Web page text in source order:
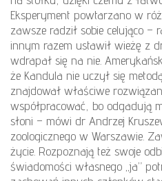
Eksperyment powtarzano w
zawsze radził sobie celująco –
innym razem ustawił wieżę z
wdrapał się na nie.
że Kandula nie uczył się
znajdował właściwe
współpracować, bo odgadują
słoni – mówi dr Andrzej
zoologicznego w Warszawie.
życie. Rozpoznają też swoje
świadomości własnego „ja”